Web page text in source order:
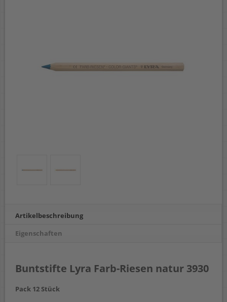
Artikelbeschreibung
Eigenschaften
Buntstifte Lyra Farb-Riesen natur 3930
Pack 12 Stück